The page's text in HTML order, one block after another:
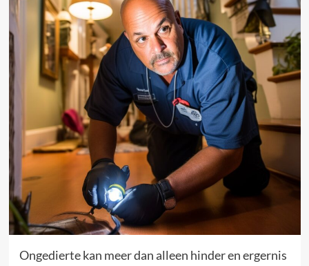
Ongedierte kan meer dan alleen hinder en ergernis